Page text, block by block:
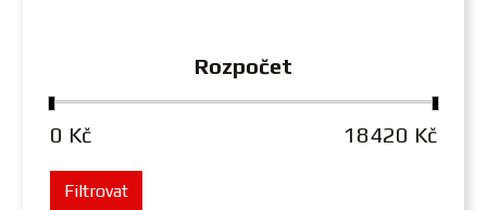
Rozpočet
0 Kč 18420 Kč
Filtrovat